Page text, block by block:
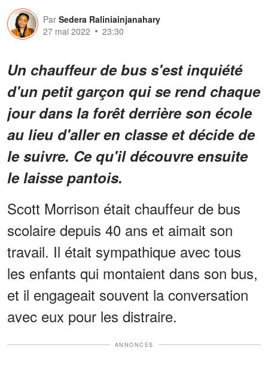
Par Sedera Raliniainjanahary
27 mai 2022
23:30
Un chauffeur de bus s'est inquiété
d'un petit garçon qui se rend chaque
jour dans la forêt derrière son école
au lieu d'aller en classe et décide de
le suivre. Ce qu'il découvre ensuite
le laisse pantois.
Scott Morrison était chauffeur de bus
scolaire depuis 40 ans et aimait son
travail. Il était sympathique avec tous
les enfants qui montaient dans son bus,
et il engageait souvent la conversation
avec eux pour les distraire.
ANNONCES